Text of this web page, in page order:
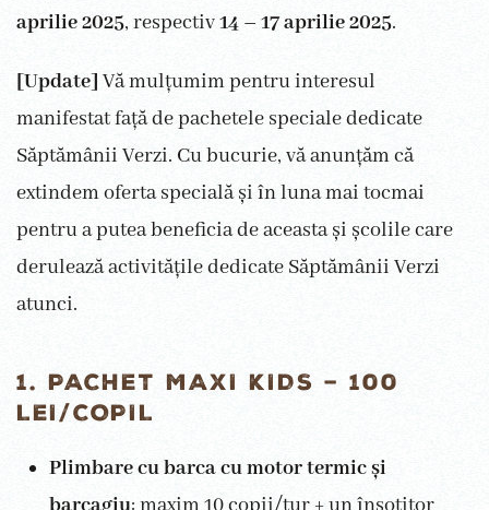
aprilie 2025, respectiv14 – 17 aprilie 2025.
[Update] Vă mulțumim pentru interesul
manifestat față de pachetele speciale dedicate
Săptămânii Verzi. Cu bucurie, vă anunțăm că
extindem oferta specială și în luna mai tocmai
pentru a putea beneficia de aceasta și școlile care
derulează activitățile dedicate Săptămânii Verzi
atunci.
1. PACHET MAXI KIDS – 100
LEI/COPIL
Plimbare cu barca cu motor termic și